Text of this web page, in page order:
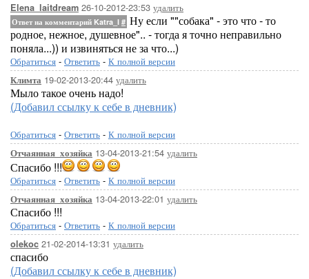
Elena_laitdream 26-10-2012-23:53 удалить
Ответ на комментарий Katra_I # Ну если ""собака" - это что - то
родное, нежное, душевное".. - тогда я точно неправильно
поняла...)) и извиняться не за что...)
Обратиться - Ответить - К полной версии
Климта 19-02-2013-20:44 удалить
Мыло такое очень надо!
(Добавил ссылку к себе в дневник)
Обратиться - Ответить - К полной версии
Отчаянная_хозяйка 13-04-2013-21:54 удалить
Спасибо !!!
Обратиться - Ответить - К полной версии
Отчаянная_хозяйка 13-04-2013-22:01 удалить
Спасибо !!!
Обратиться - Ответить - К полной версии
olekoc 21-02-2014-13:31 удалить
спасибо
(Добавил ссылку к себе в дневник)